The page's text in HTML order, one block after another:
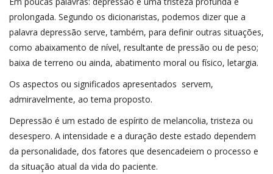
prolongada. Segundo os dicionaristas, podemos dizer que a
palavra depressão serve, também, para definir outras situações,
como abaixamento de nível, resultante de pressão ou de peso;
baixa de terreno ou ainda, abatimento moral ou físico, letargia.
Os aspectos ou significados apresentados servem,
admiravelmente, ao tema proposto.
Depressão é um estado de espírito de melancolia, tristeza ou
desespero. A intensidade e a duração deste estado dependem
da personalidade, dos fatores que desencadeiem o processo e
da situação atual da vida do paciente.